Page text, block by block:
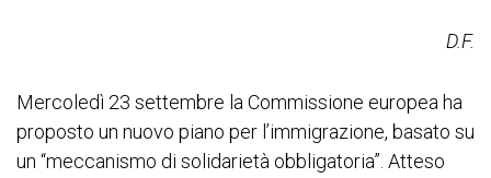
D.F.
Mercoledì 23 settembre la Commissione europea ha
proposto un nuovo piano per l’immigrazione, basato su
un “meccanismo di solidarietà obbligatoria”. Atteso